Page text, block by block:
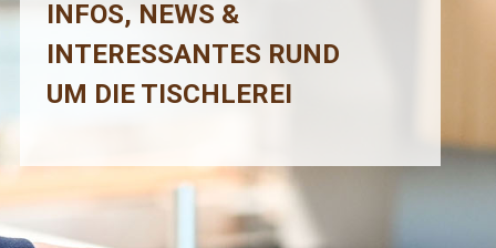
INFOS, NEWS &
INTERESSANTES RUND
UM DIE TISCHLEREI